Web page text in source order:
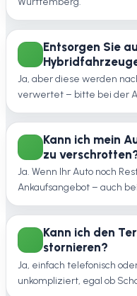
Entsorgen Sie
Ja, aber diese werden
verwertet – bitte bei der
Kann ich mein
zu
Ja. Wenn Ihr Auto noch
Ankaufsangebot – auch
Kann ich den
stornieren?
Ja, einfach telefonisch
unkompliziert, egal ob